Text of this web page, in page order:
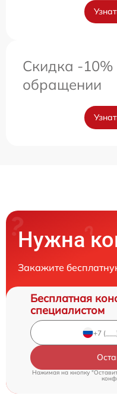
Скидка -10%
обращении
Нужна
Закажите
Бесплатная
специалистом
Нажимая на кнопку